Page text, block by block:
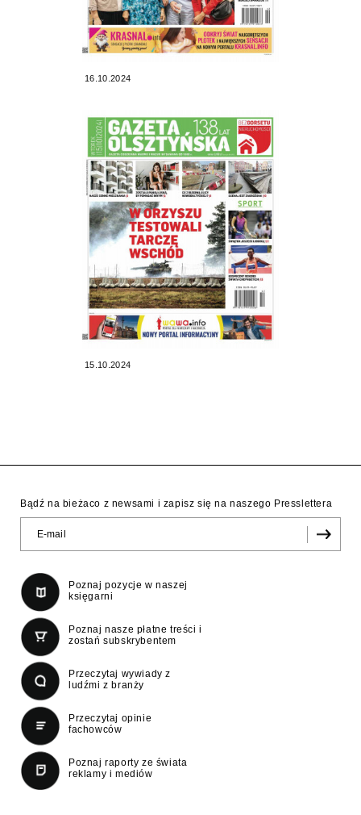
16.10.2024
15.10.2024
Bądź na bieżaco z newsami i zapisz się na naszego Presslettera
Poznaj pozycje w naszej
księgarni
Poznaj nasze płatne treści i
zostań subskrybentem
Przeczytaj wywiady z
ludźmi z branży
Przeczytaj opinie
fachowców
Poznaj raporty ze świata
reklamy i mediów